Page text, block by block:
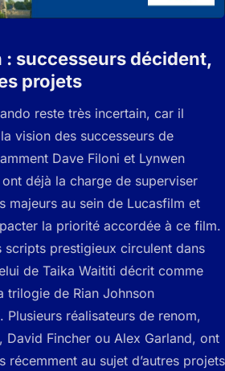
successeurs décident,
projets
reste très incertain, car il
vision des successeurs de
Dave Filoni et Lynwen
déjà la charge de superviser
majeurs au sein de Lucasfilm et
la priorité accordée à ce film.
scripts prestigieux circulent dans
de Taika Waititi décrit comme
trilogie de Rian Johnson
Plusieurs réalisateurs de renom,
David Fincher ou Alex Garland, ont
récemment au sujet d’autres projets